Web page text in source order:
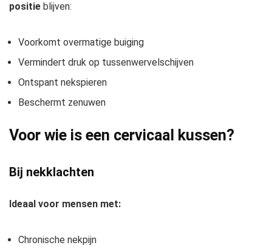
positie blijven:
Voorkomt overmatige buiging
Vermindert druk op tussenwervelschijven
Ontspant nekspieren
Beschermt zenuwen
Voor wie is een cervicaal kussen?
Bij nekklachten
Ideaal voor mensen met:
Chronische nekpijn